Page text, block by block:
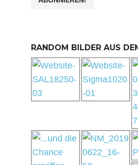
RANDOM BILDER AUS